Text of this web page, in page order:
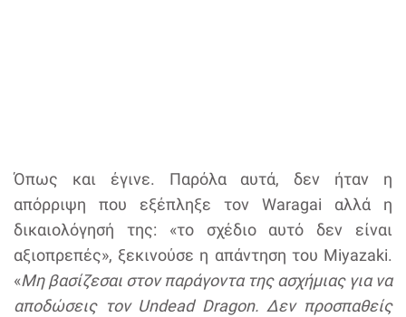
Όπως και έγινε. Παρόλα αυτά, δεν ήταν η
απόρριψη που εξέπληξε τον Waragai αλλά η
δικαιολόγησή της: «το σχέδιο αυτό δεν είναι
αξιοπρεπές», ξεκινούσε η απάντηση του Miyazaki.
«Μη βασίζεσαι στον παράγοντα της ασχήμιας για να
αποδώσεις τον Undead Dragon. Δεν προσπαθείς